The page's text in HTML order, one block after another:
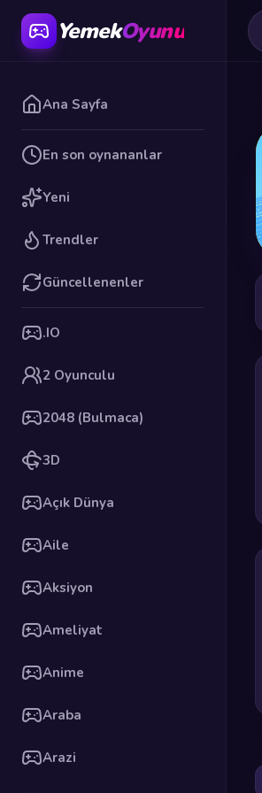
YemekOyunu
Ana Sayfa
En son oynananlar
Yeni
Trendler
Güncellenenler
.IO
2 Oyunculu
2048 (Bulmaca)
3D
Açık Dünya
Aile
Aksiyon
Ameliyat
Anime
Araba
Arazi